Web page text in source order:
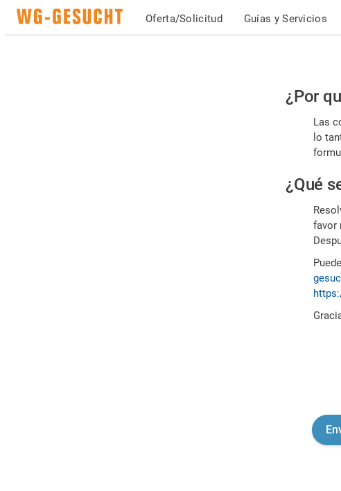
Oferta/Solicitud Guías y Servicios
Por
favor,
es
¿Por
Las
lo
¿Qué
favor